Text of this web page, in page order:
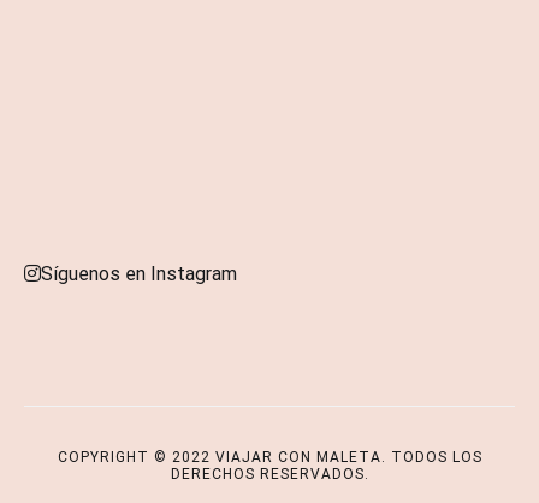
Síguenos en Instagram
Copyright © 2026
reservados. Tema Cenotede ThemeGrill. Funciona con